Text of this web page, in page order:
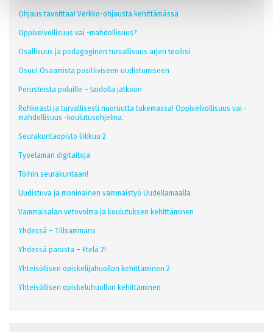
Ohjaus tavoittaa! Verkko-ohjausta kehittämässä
Oppivelvollisuus vai -mahdollisuus?
Osallisuus ja pedagoginen turvallisuus arjen teoiksi
Osuu! Osaamista positiiviseen uudistumiseen
Perusteista poluille – taidolla jatkoon
Rohkeasti ja turvallisesti nuoruutta tukemassa! Oppivelvollisuus vai -
mahdollisuus -koulutusohjelma.
Seurakuntaopisto liikkuu 2
Työelämän digitaitoja
Töihin seurakuntaan!
Uudistuva ja moninainen vammaistyö Uudellamaalla
Vammaisalan vetovoima ja koulutuksen kehittäminen
Yhdessä – Tillsammans
Yhdessä parasta – Etelä 2!
Yhteisöllisen opiskelijahuollon kehittäminen 2
Yhteisöllisen opiskeluhuollon kehittäminen